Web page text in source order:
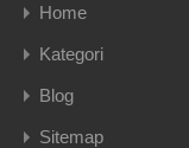
Home
Kategori
Blog
Sitemap